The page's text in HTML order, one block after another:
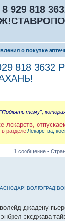
8 929 818
о покупке
929 818
тему",
лекарств,
разделе Лекарства,
1 сообщение •
КРАСНОДАР!
джадену
эксджава